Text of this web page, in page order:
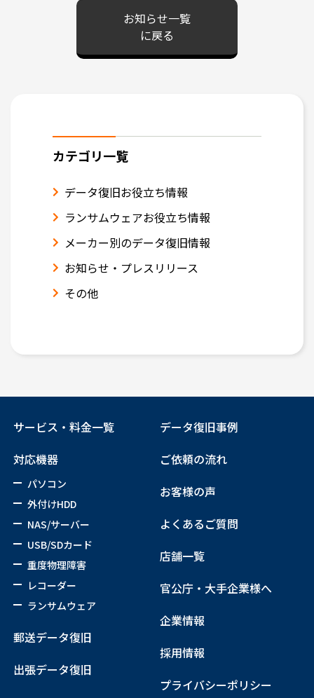
お知らせ一覧
に戻る
カテゴリ一覧
データ復旧お役立ち情報
ランサムウェアお役立ち情報
メーカー別のデータ復旧情報
お知らせ・プレスリリース
その他
サービス・料金一覧
対応機器
パソコン
外付けHDD
NAS/サーバー
USB/SDカード
重度物理障害
レコーダー
ランサムウェア
郵送データ復旧
出張データ復旧
データ復旧事例
ご依頼の流れ
お客様の声
よくあるご質問
店舗一覧
官公庁・大手企業様へ
企業情報
採用情報
プライバシーポリシー